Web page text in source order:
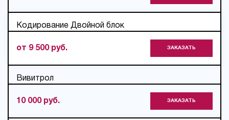
Кодирование Двойной блок
от 9 500 руб. ЗАКАЗАТЬ
Вивитрол
10 000 руб. ЗАКАЗАТЬ